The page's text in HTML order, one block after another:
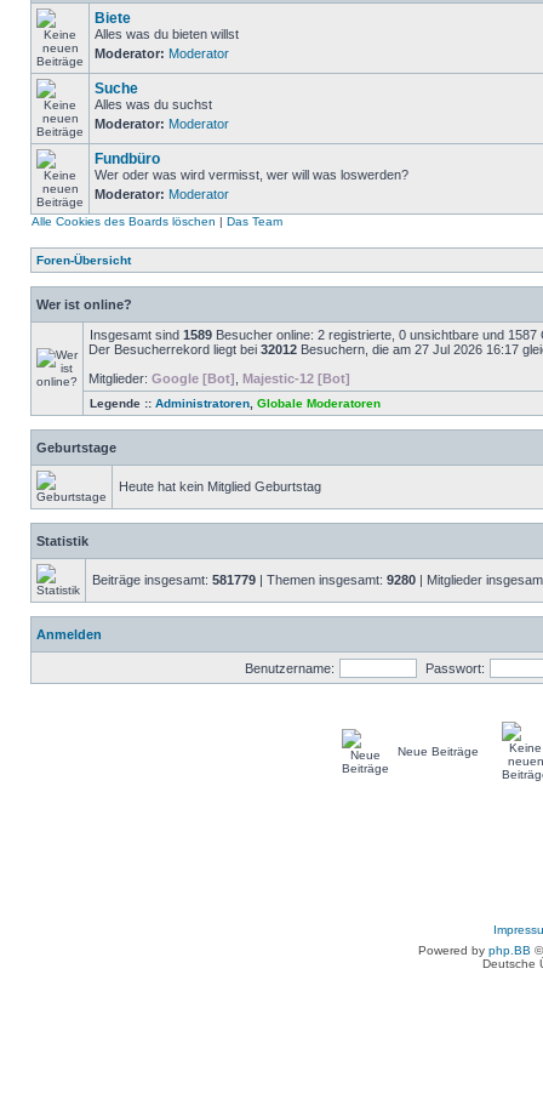
Biete
Alles was du bieten willst
Moderator: Moderator
Suche
Alles was du suchst
Moderator: Moderator
Fundbüro
Wer oder was wird vermisst, wer will was loswerden?
Moderator: Moderator
Alle Cookies des Boards löschen | Das Team
Foren-Übersicht
Wer ist online?
Insgesamt sind 1589 Besucher online: 2 registrierte, 0 unsichtbare und
Der Besucherrekord liegt bei 32012 Besuchern, die am 27 Jul 2026 16:17
Mitglieder: Google [Bot] Majestic-12 [Bot]
Legende :: Administratoren Globale Moderatoren
Geburtstage
Heute hat kein Mitglied Geburtstag
Statistik
Beiträge insgesamt: 581779 | Themen insgesamt: 9280 | Mitglieder
Anmelden
Benutzername: Passwort:
Neue Beiträge
Powered by php.BB
Deutsche